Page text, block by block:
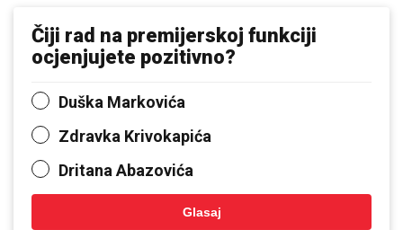
Čiji rad na premijerskoj funkciji
ocjenjujete pozitivno?
Duška Markovića
Zdravka Krivokapića
Dritana Abazovića
Glasaj